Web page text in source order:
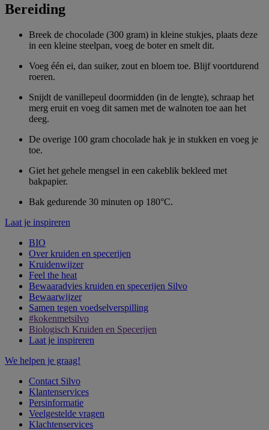
Bereiding
Breek de chocolade (300 gram) in kleine stukjes, plaats deze
in een kleine steelpan, voeg de boter en smelt dit.
Voeg één ei, dan suiker, zout en bloem toe. Blijf voortdurend
roeren.
Snijdt de vanillepeul doormidden (in de lengte), schraap het
merg eruit en voeg dit samen met de walnoten toe aan het
deeg.
De overige 100 gram chocolade hak je in stukken en voeg je
toe.
Giet het gehele mengsel in een cakeblik bekleed met
bakpapier.
Bak gedurende 30 minuten op 180°C.
Laat je inspireren
BIO
Over kruiden en specerijen
Kruidenwijzer
Feel the heat
Bewaaradvies kruiden en specerijen Silvo
Bewaarwijzer
Samen tegen voedselverspilling
#kokenmetsilvo
Biologisch Kruiden en Specerijen
Laat je inspireren
We helpen je graag!
Contact Silvo
Klantenservices
Persinformatie
Veelgestelde vragen
Klachtenservices